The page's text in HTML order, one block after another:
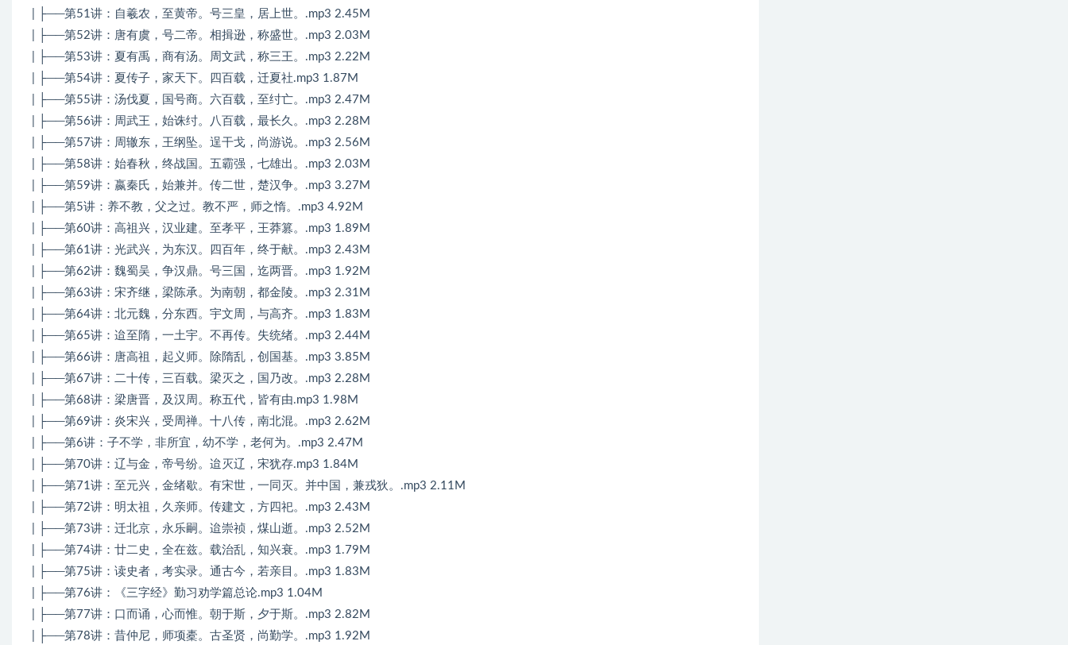
| ├──第51讲：自羲农，至黄帝。号三皇，居上世。.mp3 2.45M
| ├──第52讲：唐有虞，号二帝。相揖逊，称盛世。.mp3 2.03M
| ├──第53讲：夏有禹，商有汤。周文武，称三王。.mp3 2.22M
| ├──第54讲：夏传子，家天下。四百载，迁夏社.mp3 1.87M
| ├──第55讲：汤伐夏，国号商。六百载，至纣亡。.mp3 2.47M
| ├──第56讲：周武王，始诛纣。八百载，最长久。.mp3 2.28M
| ├──第57讲：周辙东，王纲坠。逞干戈，尚游说。.mp3 2.56M
| ├──第58讲：始春秋，终战国。五霸强，七雄出。.mp3 2.03M
| ├──第59讲：嬴秦氏，始兼并。传二世，楚汉争。.mp3 3.27M
| ├──第5讲：养不教，父之过。教不严，师之惰。.mp3 4.92M
| ├──第60讲：高祖兴，汉业建。至孝平，王莽篡。.mp3 1.89M
| ├──第61讲：光武兴，为东汉。四百年，终于献。.mp3 2.43M
| ├──第62讲：魏蜀吴，争汉鼎。号三国，迄两晋。.mp3 1.92M
| ├──第63讲：宋齐继，梁陈承。为南朝，都金陵。.mp3 2.31M
| ├──第64讲：北元魏，分东西。宇文周，与高齐。.mp3 1.83M
| ├──第65讲：迨至隋，一土宇。不再传。失统绪。.mp3 2.44M
| ├──第66讲：唐高祖，起义师。除隋乱，创国基。.mp3 3.85M
| ├──第67讲：二十传，三百载。梁灭之，国乃改。.mp3 2.28M
| ├──第68讲：梁唐晋，及汉周。称五代，皆有由.mp3 1.98M
| ├──第69讲：炎宋兴，受周禅。十八传，南北混。.mp3 2.62M
| ├──第6讲：子不学，非所宜，幼不学，老何为。.mp3 2.47M
| ├──第70讲：辽与金，帝号纷。迨灭辽，宋犹存.mp3 1.84M
| ├──第71讲：至元兴，金绪歇。有宋世，一同灭。并中国，兼戎狄。.mp3 2.11M
| ├──第72讲：明太祖，久亲师。传建文，方四祀。.mp3 2.43M
| ├──第73讲：迁北京，永乐嗣。迨崇祯，煤山逝。.mp3 2.52M
| ├──第74讲：廿二史，全在兹。载治乱，知兴衰。.mp3 1.79M
| ├──第75讲：读史者，考实录。通古今，若亲目。.mp3 1.83M
| ├──第76讲：《三字经》勤习劝学篇总论.mp3 1.04M
| ├──第77讲：口而诵，心而惟。朝于斯，夕于斯。.mp3 2.82M
| ├──第78讲：昔仲尼，师项橐。古圣贤，尚勤学。.mp3 1.92M